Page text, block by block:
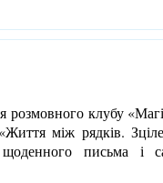
розмовного клубу
між рядків.
письма і